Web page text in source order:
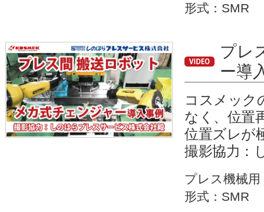
形式：SMR
プレ
ー導
コスメック
なく、位置
位置ズレが
撮影協力：
プレス機械用
形式：SMR